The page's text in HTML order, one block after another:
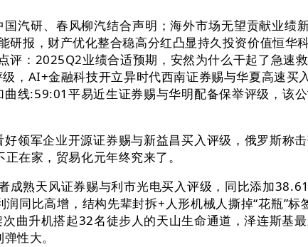
研、春风柳汽结合声明；海外市场无望贡献业绩
报，财产优化整合稳高分红凸显持久投资价值恒华
：2025Q2业绩合适预期，安然为什么干起了急速
，AI+金融科技开立异时代西南证券赐与华夏高速买
线:59:01平易近生证券赐与华明配备保举评级，该
军企业开源证券赐与新益昌买入评级，俄罗斯称
在家，贸易化元年终究来了。
天风证券赐与利市光电买入评级，同比添加
同比高增，结构先辈封拆+人形机械人撕掉“花瓶”标
曲升机搭起32名徒步人的天山生命通道，泽连斯基
性大。